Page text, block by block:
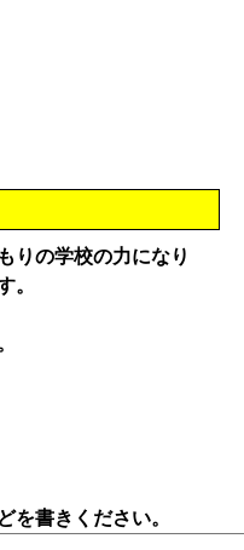
りの学校の力になり
。
書きください。